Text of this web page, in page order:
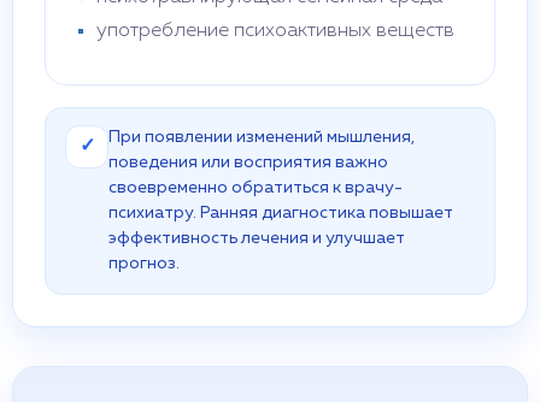
употребление психоактивных веществ
✓
При появлении изменений мышления,
поведения или восприятия важно
своевременно обратиться к врачу-
психиатру. Ранняя диагностика повышает
эффективность лечения и улучшает
прогноз.